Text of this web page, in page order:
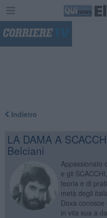
Indietro
LA DAMA A
Belciani
Appassionato
e gli
teoria e di
metà degli
Doxa
in vita sua a